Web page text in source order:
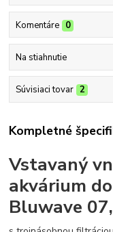
Komentáre 0
Na stiahnutie
Súvisiaci tovar 2
Kompletné
Vstavaný
akvárium
Bluwave 07,